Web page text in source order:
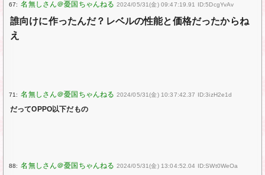
67: 2024/05/31(金) 09:47:19.91 ID:5DcgYvAv
誰向けに作ったんだ？レベルの性能と価格だったからね
え
71: 2024/05/31(金) 10:37:42.37 ID:3izH2e1d
だってOPPO以下だもの
88: 2024/05/31(金) 13:04:52.04 ID:SWt0WeOa